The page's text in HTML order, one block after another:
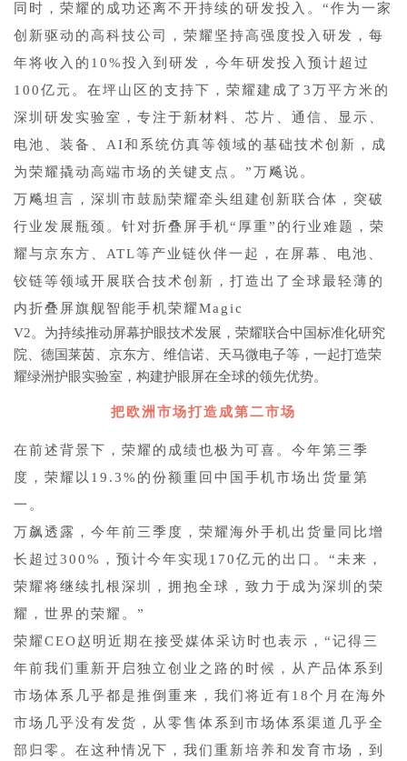
同时，荣耀的成功还离不开持续的研发投入。“作为一家
创新驱动的高科技公司，荣耀坚持高强度投入研发，每
年将收入的10%投入到研发，今年研发投入预计超过
100亿元。在坪山区的支持下，荣耀建成了3万平方米的
深圳研发实验室，专注于新材料、芯片、通信、显示、
电池、装备、AI和系统仿真等领域的基础技术创新，成
为荣耀撬动高端市场的关键支点。”万飚说。
万飚坦言，深圳市鼓励荣耀牵头组建创新联合体，突破
行业发展瓶颈。针对折叠屏手机“厚重”的行业难题，荣
耀与京东方、ATL等产业链伙伴一起，在屏幕、电池、
铰链等领域开展联合技术创新，打造出了全球最轻薄的
内折叠屏旗舰智能手机荣耀Magic
V2。为持续推动屏幕护眼技术发展，荣耀联合中国标准化研究
院、德国莱茵、京东方、维信诺、天马微电子等，一起打造荣
耀绿洲护眼实验室，构建护眼屏在全球的领先优势。
把欧洲市场打造成第二市场
在前述背景下，荣耀的成绩也极为可喜。今年第三季
度，荣耀以19.3%的份额重回中国手机市场出货量第
一。
万飙透露，今年前三季度，荣耀海外手机出货量同比增
长超过300%，预计今年实现170亿元的出口。“未来，
荣耀将继续扎根深圳，拥抱全球，致力于成为深圳的荣
耀，世界的荣耀。”
荣耀CEO赵明近期在接受媒体采访时也表示，“记得三
年前我们重新开启独立创业之路的时候，从产品体系到
市场体系几乎都是推倒重来，我们将近有18个月在海外
市场几乎没有发货，从零售体系到市场体系渠道几乎全
部归零。在这种情况下，我们重新培养和发育市场，到